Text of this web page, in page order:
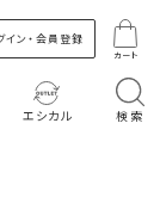
イン・会員登録
カート
エシカル 検索